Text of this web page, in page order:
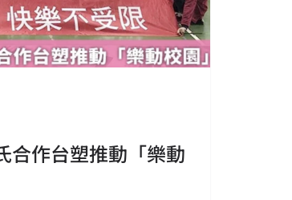
合作台塑推動「樂動